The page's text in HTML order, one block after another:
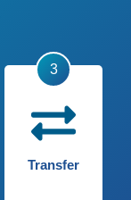
Transfer